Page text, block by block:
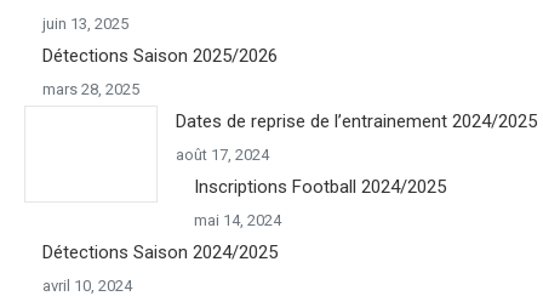
juin 13, 2025
Détections Saison 2025/2026
mars 28, 2025
Dates de reprise de l’entrainement 2024/2025
août 17, 2024
Inscriptions Football 2024/2025
mai 14, 2024
Détections Saison 2024/2025
avril 10, 2024